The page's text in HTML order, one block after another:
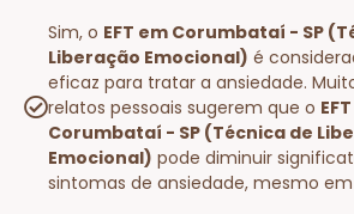
Sim, o EFT em Corumbataí - SP
Liberação Emocional) é
eficaz para tratar a ansiedade.
relatos pessoais sugerem que o
Corumbataí - SP (Técnica de
Emocional) pode diminuir
sintomas de ansiedade, mesmo